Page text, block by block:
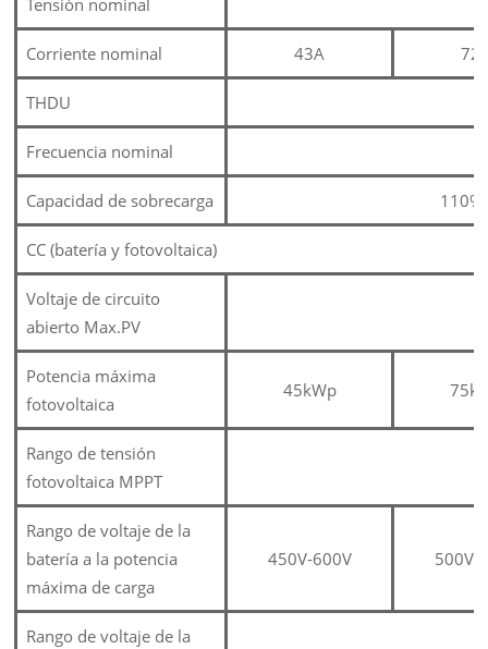
Tensión nominal
Corriente nominal 43A
THDU
Frecuencia nominal
Capacidad de sobrecarga
CC (batería y fotovoltaica)
Voltaje de circuito
abierto Max.PV
Potencia máxima
fotovoltaica
45kWp
Rango de tensión
fotovoltaica MPPT
Rango de voltaje de la
batería a la potencia
máxima de carga
450V-600V 500V-
Rango de voltaje de la